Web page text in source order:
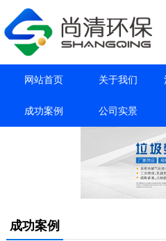
网站首页 关于我们
成功案例 公司实景
成功案例